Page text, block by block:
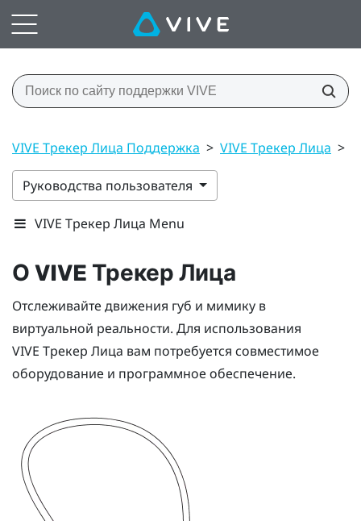
VIVE Трекер Лица Поддержка > VIVE Трекер Лица >
Руководства пользователя
VIVE Трекер Лица Menu
О VIVE Трекер Лица
Отслеживайте движения губ и мимику в
виртуальной реальности. Для использования
VIVE Трекер Лица вам потребуется совместимое
оборудование и программное обеспечение.